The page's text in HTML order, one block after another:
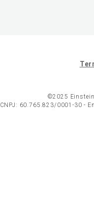
©2025
CNPJ: 60.765.823/0001-30 -